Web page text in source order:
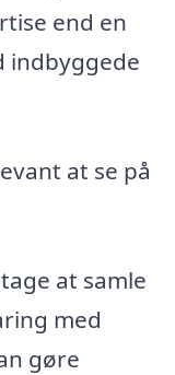
end en
indbyggede
at se på
at samle
med
gøre